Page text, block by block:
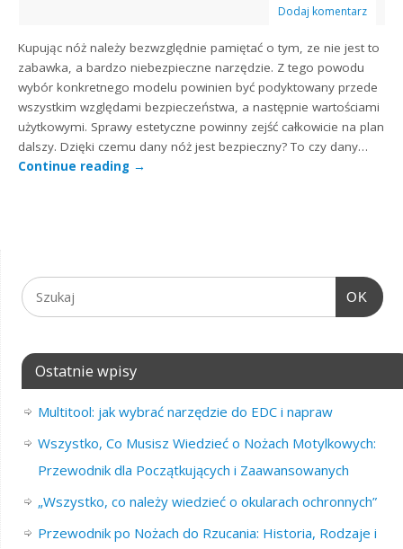
Dodaj komentarz
Kupując nóż należy bezwzględnie pamiętać o tym, ze nie jest to
zabawka, a bardzo niebezpieczne narzędzie. Z tego powodu
wybór konkretnego modelu powinien być podyktowany przede
wszystkim względami bezpieczeństwa, a następnie wartościami
użytkowymi. Sprawy estetyczne powinny zejść całkowicie na plan
dalszy. Dzięki czemu dany nóż jest bezpieczny? To czy dany…
Continue reading →
OK
Ostatnie wpisy
Multitool: jak wybrać narzędzie do EDC i napraw
Wszystko, Co Musisz Wiedzieć o Nożach Motylkowych:
Przewodnik dla Początkujących i Zaawansowanych
„Wszystko, co należy wiedzieć o okularach ochronnych”
Przewodnik po Nożach do Rzucania: Historia, Rodzaje i